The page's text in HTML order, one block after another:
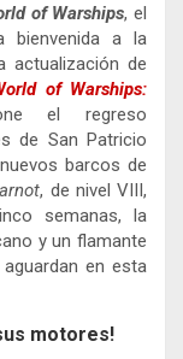
of Warships, el
bienvenida a la
actualización de
of Warships:
el regreso
de San Patricio
barcos de
, de nivel VIII,
semanas, la
y un flamante
en esta
motores!